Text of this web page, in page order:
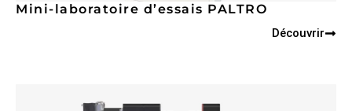
Mini-laboratoire d’essais PALTRO
Découvrir